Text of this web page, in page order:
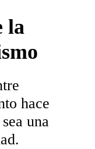
la
hace
una